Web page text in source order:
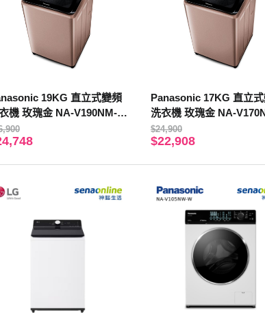
19KG 直立式變頻
機 玫瑰金 NA-V190NM-P
贈基本安裝】
Panasonic 17KG 直立
洗衣機 玫瑰金 NA-
N【贈基本安裝】
$24,900
$22,908